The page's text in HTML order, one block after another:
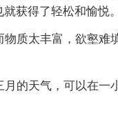
获得了轻松和愉悦
物质太丰富，欲壑难
的天气，可以在一